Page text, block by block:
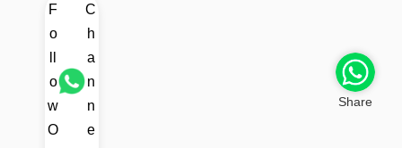
F
o
o
w
O
C
h
a
n
n
e
Share